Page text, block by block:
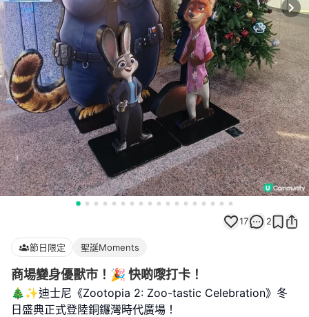
17 2
節日限定 聖誕Moments
商場變身優獸市！🎉 快啲嚟打卡！
🎄✨迪士尼《Zootopia 2: Zoo-tastic Celebration》冬
日盛典正式登陸銅鑼灣時代廣場！